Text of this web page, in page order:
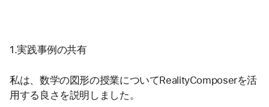
1.実践事例の共有
私は、数学の図形の授業についてRealityComposerを活
用する良さを説明しました。